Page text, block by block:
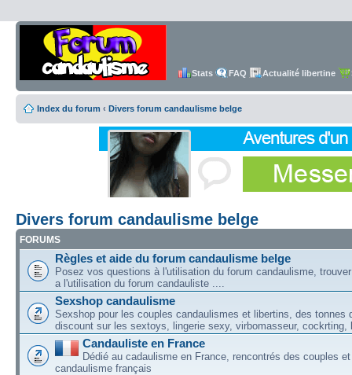
Stats FAQ Actualité libertine
Index du forum ‹ Divers forum candaulisme belge
Divers forum candaulisme belge
FORUMS
Règles et aide du forum candaulisme belge
Posez vos questions à l'utilisation du forum candaulisme,
a l'utilisation du forum candauliste ....
Sexshop candaulisme
Sexshop pour les couples candaulismes et libertins, des tonnes
discount sur les sextoys, lingerie sexy, virbomasseur, cockrting,
Candauliste en France
Dédié au cadaulisme en France, rencontrés des couples
candaulisme français